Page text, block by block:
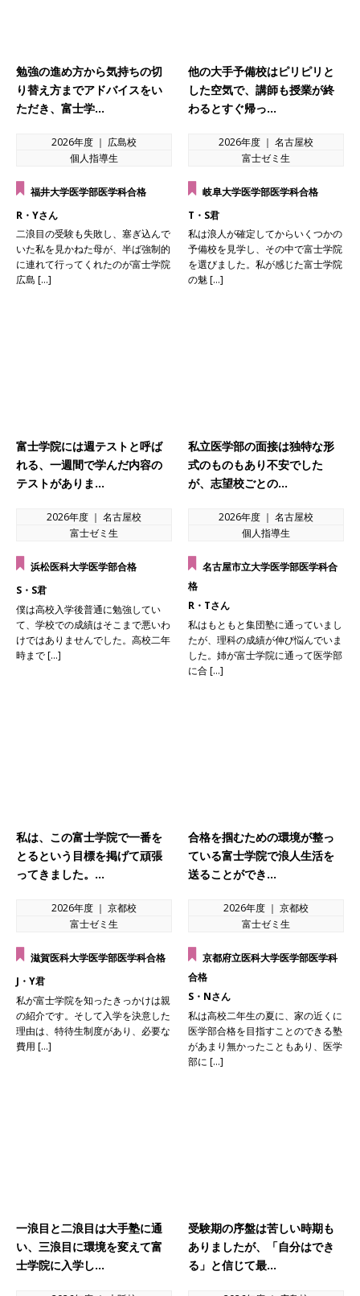
勉強の進め方から気持ちの切
り替え方までアドバイスをい
ただき、富士学…
2026年度 ｜ 広島校
個人指導生
福井大学医学部医学科合格
R・Yさん
二浪目の受験も失敗し、塞ぎ込んで
いた私を見かねた母が、半ば強制的
に連れて行ってくれたのが富士学院
広島 […]
他の大手予備校はピリピリと
した空気で、講師も授業が終
わるとすぐ帰っ…
2026年度 ｜ 名古屋校
富士ゼミ生
岐阜大学医学部医学科合格
T・S君
私は浪人が確定してからいくつかの
予備校を見学し、その中で富士学院
を選びました。私が感じた富士学院
の魅 […]
富士学院には週テストと呼ば
れる、一週間で学んだ内容の
テストがありま…
2026年度 ｜ 名古屋校
富士ゼミ生
浜松医科大学医学部合格
S・S君
僕は高校入学後普通に勉強してい
て、学校での成績はそこまで悪いわ
けではありませんでした。高校二年
時まで […]
私立医学部の面接は独特な形
式のものもあり不安でした
が、志望校ごとの…
2026年度 ｜ 名古屋校
個人指導生
名古屋市立大学医学部医学科合
格
R・Tさん
私はもともと集団塾に通っていまし
たが、理科の成績が伸び悩んでいま
した。姉が富士学院に通って医学部
に合 […]
私は、この富士学院で一番を
とるという目標を掲げて頑張
ってきました。…
2026年度 ｜ 京都校
富士ゼミ生
滋賀医科大学医学部医学科合格
J・Y君
私が富士学院を知ったきっかけは親
の紹介です。そして入学を決意した
理由は、特待生制度があり、必要な
費用 […]
合格を掴むための環境が整っ
ている富士学院で浪人生活を
送ることができ…
2026年度 ｜ 京都校
富士ゼミ生
京都府立医科大学医学部医学科
合格
S・Nさん
私は高校二年生の夏に、家の近くに
医学部合格を目指すことのできる塾
があまり無かったこともあり、医学
部に […]
一浪目と二浪目は大手塾に通
い、三浪目に環境を変えて富
士学院に入学し…
受験期の序盤は苦しい時期も
ありましたが、「自分はでき
る」と信じて最…